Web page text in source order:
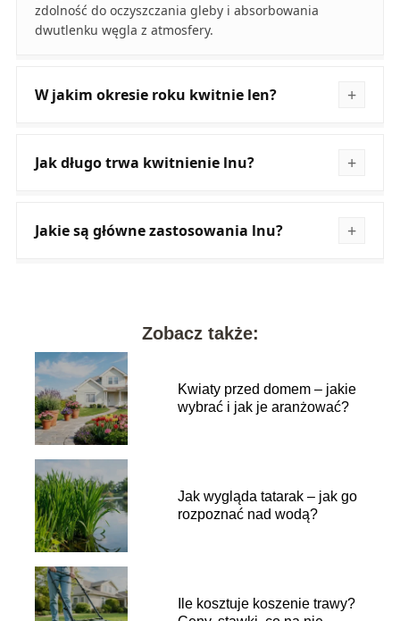
zdolność do oczyszczania gleby i absorbowania
dwutlenku węgla z atmosfery.
W jakim okresie roku kwitnie len?
Jak długo trwa kwitnienie lnu?
Jakie są główne zastosowania lnu?
Zobacz także:
Kwiaty przed domem – jakie
wybrać i jak je aranżować?
Jak wygląda tatarak – jak go
rozpoznać nad wodą?
Ile kosztuje koszenie trawy?